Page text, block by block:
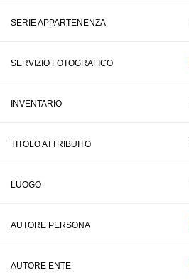
SERIE APPARTENENZA
SERVIZIO FOTOGRAFICO
INVENTARIO
TITOLO ATTRIBUITO
LUOGO
AUTORE PERSONA
AUTORE ENTE